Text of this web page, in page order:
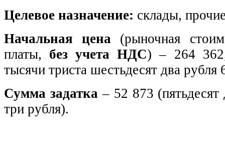
Целевое назначение: склады,
Начальная цена (рыночная
платы, без учета НДС) – 264
тысячи триста шестьдесят два рубля
Сумма задатка– 52 873 (пятьдесят
три рубля).